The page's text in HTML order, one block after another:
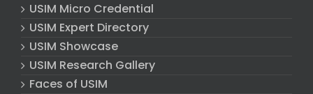
USIM Micro Credential
USIM Expert Directory
USIM Showcase
USIM Research Gallery
Faces of USIM